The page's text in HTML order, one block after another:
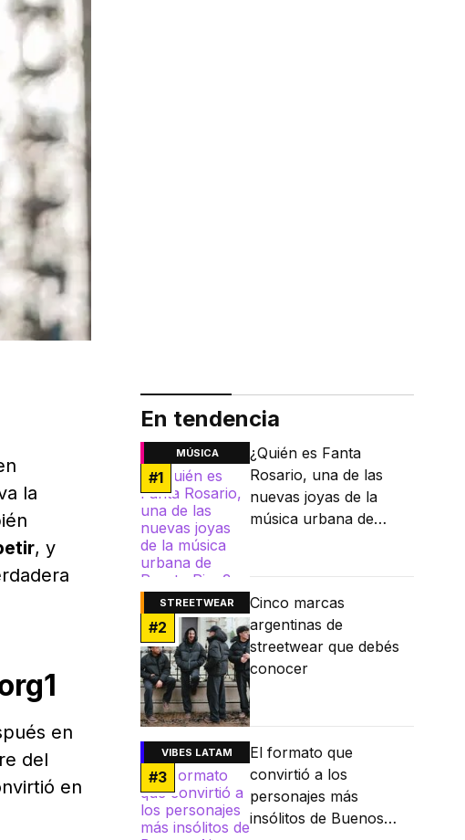
la
, y
en
del
en
En tendencia
MÚSICA
#1
¿Quién es Fanta
Rosario, una de las
nuevas joyas de la
música urbana de
STREETWEAR
#2
Cinco marcas
argentinas de
streetwear que debés
conocer
VIBES LATAM
#3
El formato que
convirtió a los
personajes más
insólitos de Buenos